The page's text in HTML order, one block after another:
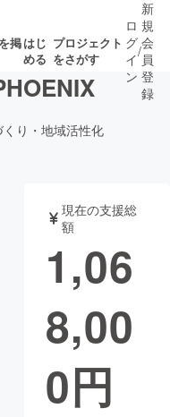
掲はじ
める
プロジェクト
をさがす
ゲーム・サ
書籍・雑誌
チャレンジ
ロ
グ
イ
ン
/
新
規
会
員
登
録
くり・地域活性化
現在の支援総
額
1,06
8,00
0円